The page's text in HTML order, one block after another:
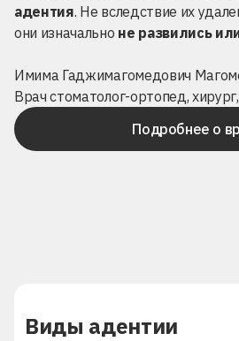
адентия. Не вследствие их
они изначально не развились
Имима Гаджимагомедович
Врач стоматолог-ортопед,
Подробнее о
Виды адентии